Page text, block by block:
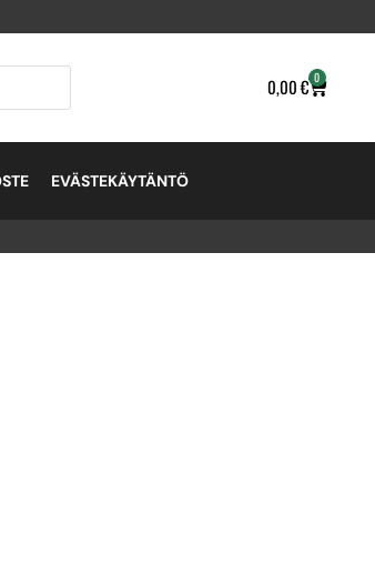
0,00€ 0
EVÄSTEKÄYTÄNTÖ